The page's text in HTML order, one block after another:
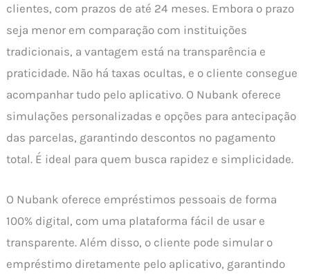
clientes, com prazos de até 24 meses. Embora o prazo
seja menor em comparação com instituições
tradicionais, a vantagem está na transparência e
praticidade. Não há taxas ocultas, e o cliente consegue
acompanhar tudo pelo aplicativo. O Nubank oferece
simulações personalizadas e opções para antecipação
das parcelas, garantindo descontos no pagamento
total. É ideal para quem busca rapidez e simplicidade.
O Nubank oferece empréstimos pessoais de forma
100% digital, com uma plataforma fácil de usar e
transparente. Além disso, o cliente pode simular o
empréstimo diretamente pelo aplicativo, garantindo